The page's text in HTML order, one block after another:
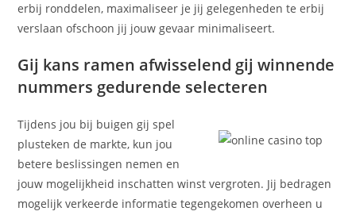
erbij ronddelen, maximaliseer je jij gelegenheden te erbij
verslaan ofschoon jij jouw gevaar minimaliseert.
Gij kans ramen afwisselend gij winnende
nummers gedurende selecteren
Tijdens jou bij buigen gij spel
plusteken de markte, kun jou
betere beslissingen nemen en
jouw mogelijkheid inschatten winst vergroten. Jij bedragen
mogelijk verkeerde informatie tegengekomen overheen u